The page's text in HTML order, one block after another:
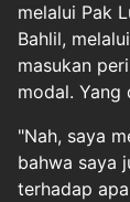
melalui Pak
Bahlil,
masukan
modal. Yang
"Nah, saya
bahwa saya
terhadap